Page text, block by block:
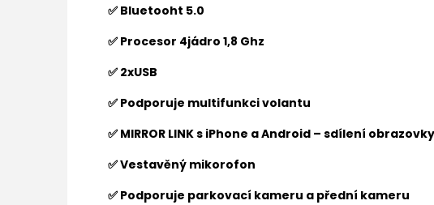
✅ Bluetooht 5.0
✅ Procesor 4jádro 1,8 Ghz
✅ 2xUSB
✅ Podporuje multifunkci volantu
✅ MIRROR LINK s iPhone a Android – sdílení
✅ Vestavěný mikorofon
✅ Podporuje parkovací kameru a přední kameru